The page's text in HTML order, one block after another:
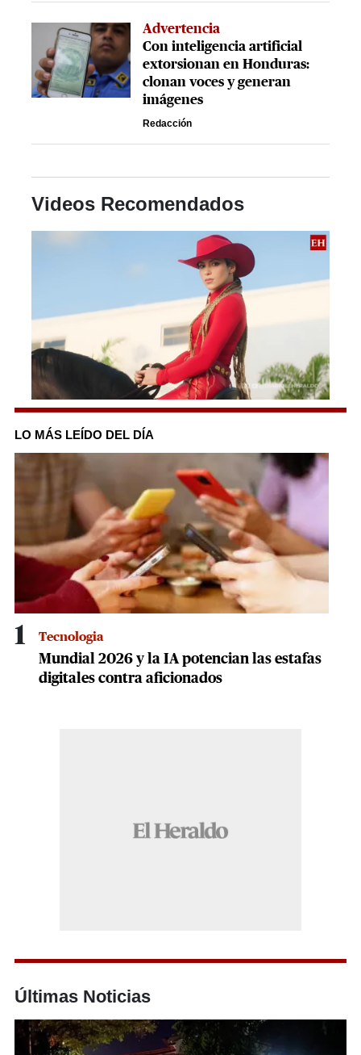
Advertencia
Con inteligencia artificial
extorsionan en Honduras:
clonan voces y generan
imágenes
Redacción
Videos Recomendados
0
of
3
minutes,
19
LO MÁS LEÍDO DEL DÍA
1 Tecnologia
Mundial 2026 y la IA potencian las estafas
digitales contra aficionados
Últimas Noticias